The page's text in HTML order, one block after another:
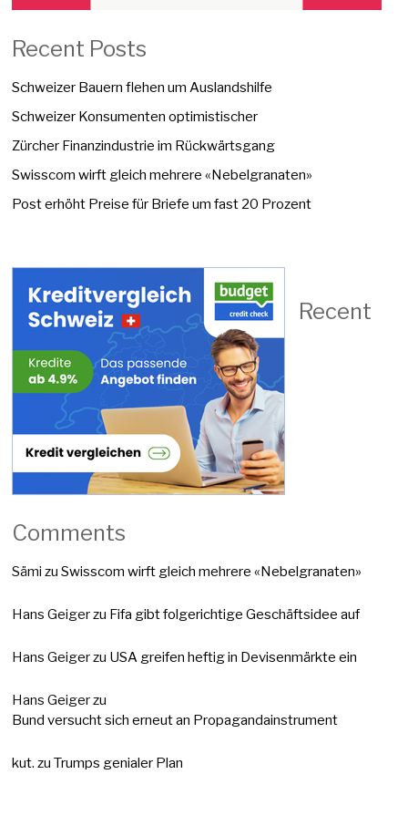
Recent Posts
Schweizer Bauern flehen um Auslandshilfe
Schweizer Konsumenten optimistischer
Zürcher Finanzindustrie im Rückwärtsgang
Swisscom wirft gleich mehrere «Nebelgranaten»
Post erhöht Preise für Briefe um fast 20 Prozent
Recent
Comments
Sämi zuSwisscom wirft gleich mehrere «Nebelgranaten»
Hans Geigerzu Fifa gibt folgerichtige Geschäftsidee auf
Hans Geigerzu USA greifen heftig in Devisenmärkte ein
Hans Geigerzu
Bund versucht sich erneut an Propagandainstrument
kut. zuTrumps genialer Plan